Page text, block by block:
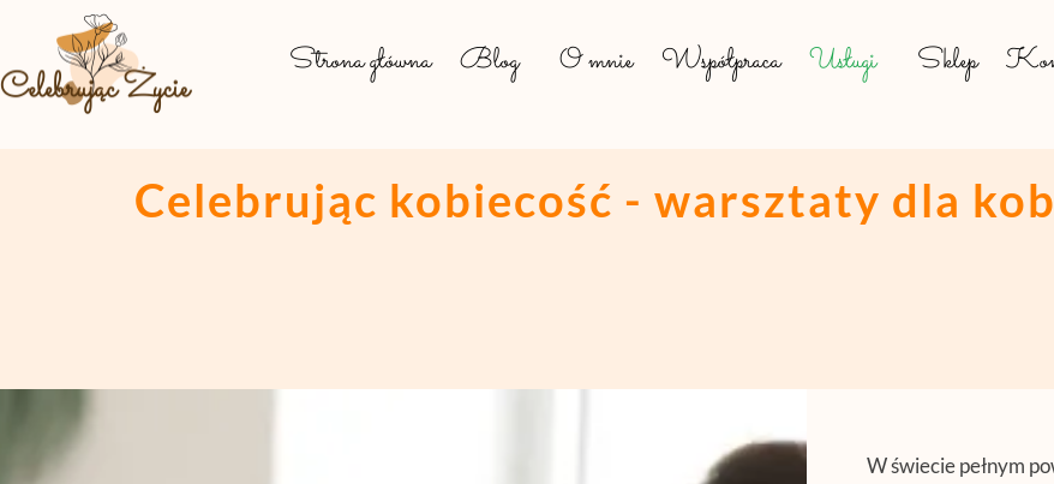
Strona główna Blog O mnie Współpraca Usługi Sklep
Celebrując kobiecość - warsztaty dla
W świecie pełnym